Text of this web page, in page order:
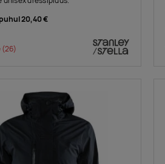
20,40 €
(26)